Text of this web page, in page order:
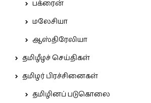
பக்ரைன்
மலேசியா
ஆஸ்திரேலியா
தமிழீழச் செய்திகள்
தமிழர் பிரச்சினைகள்
தமிழினப் படுகொலை